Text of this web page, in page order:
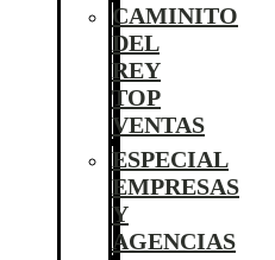
CAMINITO
DEL
REY
TOP
VENTAS
ESPECIAL
EMPRESAS
Y
AGENCIAS